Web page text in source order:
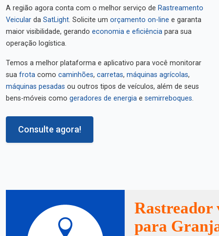
A região agora conta com o melhor serviço de Rastreamento
Veicular da SatLight. Solicite um orçamento on-line e garanta
maior visibilidade, gerando economia e eficiência para sua
operação logística.
Temos a melhor plataforma e aplicativo para você monitorar
sua frota como caminhões, carretas, máquinas agrícolas,
máquinas pesadas ou outros tipos de veículos, além de seus
bens-móveis como geradores de energia e semirreboques.
Consulte agora!
Rastreador
para